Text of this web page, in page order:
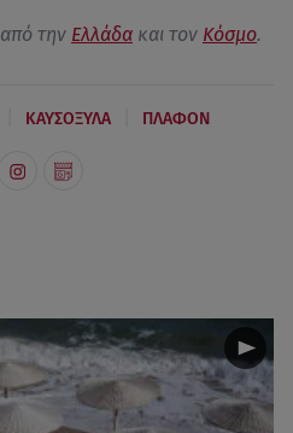
από την Ελλάδα και τον Κόσμο.
ΚΑΥΣΟΞΥΛΑ ΠΛΑΦΟΝ